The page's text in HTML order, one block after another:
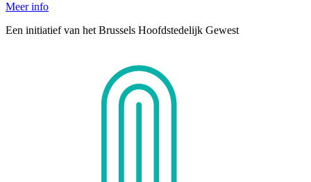
Meer info
Een initiatief van het Brussels Hoofdstedelijk Gewest